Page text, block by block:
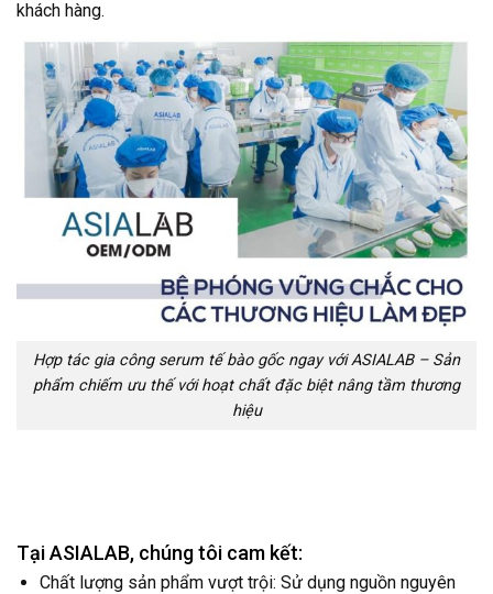
khách hàng.
Hợp tác gia công serum tế bào gốc ngay với ASIALAB – Sản
phẩm chiếm ưu thế với hoạt chất đặc biệt nâng tầm thương
hiệu
Tại ASIALAB, chúng tôi cam kết:
Chất lượng sản phẩm vượt trội: Sử dụng nguồn nguyên